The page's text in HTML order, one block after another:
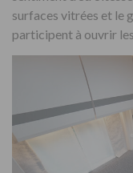
surfaces vitrées et le
participent à ouvrir